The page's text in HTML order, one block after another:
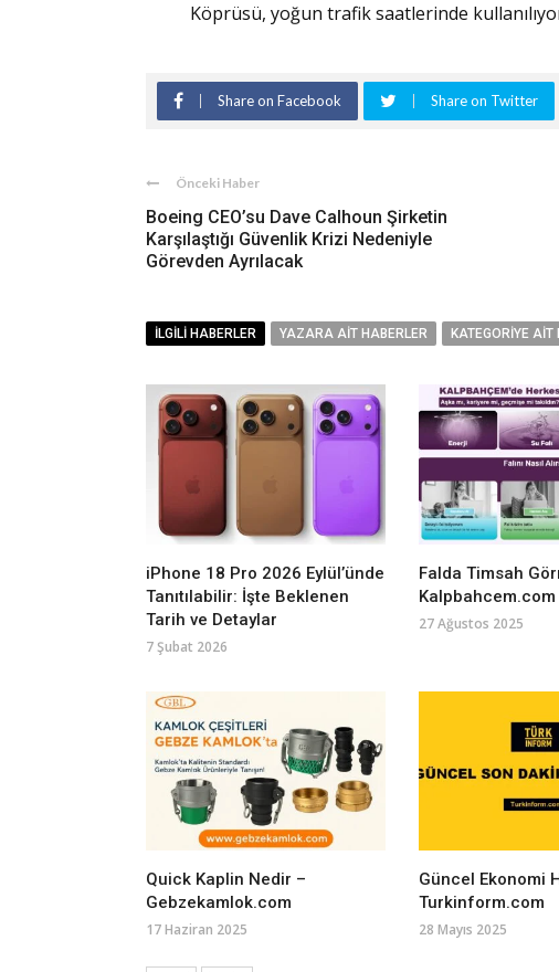
Köprüsü, yoğun trafik saatlerinde
Share on Facebook Share on Twitter
Önceki Haber
Boeing CEO’su Dave Calhoun Şirketin
Karşılaştığı Güvenlik Krizi Nedeniyle
Görevden Ayrılacak
İLGILI HABERLER YAZARA AIT HABERLER KATEGORIYE AIT
iPhone 18 Pro 2026 Eylül’ünde
Tanıtılabilir: İşte Beklenen
Tarih ve Detaylar
7 Şubat 2026
Falda Timsah
Kalpbahcem.com
27 Ağustos 2025
Quick Kaplin Nedir –
Gebzekamlok.com
17 Haziran 2025
Güncel Ekonomi
Turkinform.com
28 Mayıs 2025